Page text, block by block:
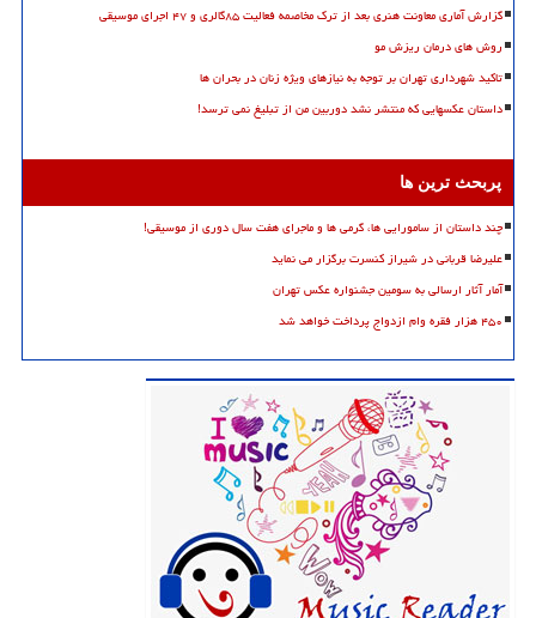
گزارش آماری معاونت هنری بعد از ترک مخاصمه فعالیت ۸۵گالری و ۴۷ اجرای موسیقی
روش های درمان ریزش مو
تاکید شهرداری تهران بر توجه به نیازهای ویژه زنان در بحران ها
داستان عکسهایی که منتشر نشد دوربین من از تبلیغ نمی ترسد!
پربحث ترین ها
چند داستان از سامورایی ها، گرمی ها و ماجرای هفت سال دوری از موسیقی!
علیرضا قربانی در شیراز کنسرت برگزار می نماید
آمار آثار ارسالی به سومین جشنواره عکس تهران
۴۵۰ هزار فقره وام ازدواج پرداخت خواهد شد